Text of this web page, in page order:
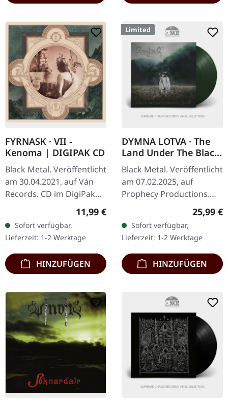
FYRNASK · VII -
Kenoma | DIGIPAK CD
Black Metal. Veröffentlicht
am 30.04.2021, auf Ván
Records. CD im DigiPak
Heißprägedruck. "VII -
Kenoma" von Fyrnask ist
eine kühne…
Regulärer Preis:
11,99 €
Sofort verfügbar,
Lieferzeit: 1-2 Werktage
HINZUFÜGEN
Limited
DYMNA LOTVA · The
Land Under The Black
Wings: Swamp (Зямля
Пад Чорнымі
Крыламі: Дрыгва) |
DARK GREEN LP
Black Metal. Veröffentlicht
am 07.02.2025, auf
Prophecy Productions.
Dunkelgrünes Vinyl im
Standard-Cover mit Insert
und gefütterter
Innenhülle.…
25,99 €
Sofort verfügbar,
Lieferzeit: 1-2 Werktage
HINZUFÜGEN